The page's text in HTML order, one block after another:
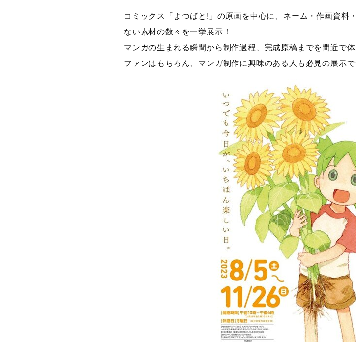
コミックス「よつばと!」の原画を中心に、ネーム・作画資料
ない素材の数々を一挙展示！
マンガの生まれる瞬間から制作過程、完成原稿までを間近で体
ファンはもちろん、マンガ制作に興味のある人も必見の展示で